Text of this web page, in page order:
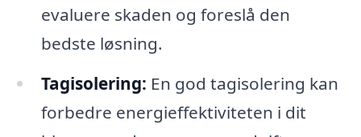
evaluere skaden og foreslå den
bedste løsning.
Tagisolering: En god tagisolering kan
forbedre energieffektiviteten i dit